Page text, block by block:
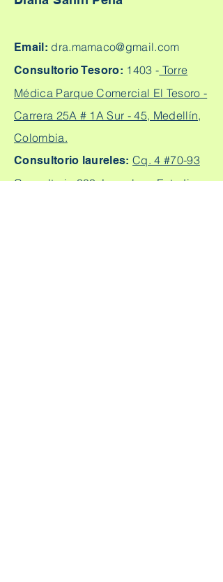
Email: dra.mamaco@gmail.com
Consultorio Tesoro: 1403 - Torre
Médica Parque Comercial El Tesoro -
Carrera 25A # 1A Sur - 45, Medellín,
Colombia.
Consultorio laureles:Cq. 4 #70-93
Consultorio 303, Laureles - Estadio,